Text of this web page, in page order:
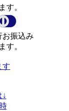
す。
お振込み
す。
す